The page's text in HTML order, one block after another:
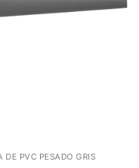
DE PVC PESADO GRIS